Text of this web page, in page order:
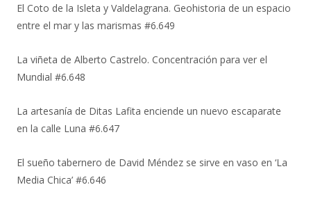
El Coto de la Isleta y Valdelagrana. Geohistoria de un espacio
entre el mar y las marismas #6.649
La viñeta de Alberto Castrelo. Concentración para ver el
Mundial #6.648
La artesanía de Ditas Lafita enciende un nuevo escaparate
en la calle Luna #6.647
El sueño tabernero de David Méndez se sirve en vaso en ‘La
Media Chica’ #6.646